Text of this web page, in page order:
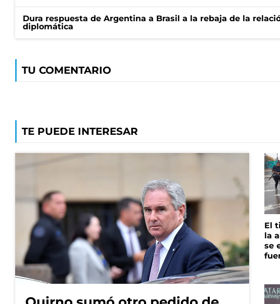
Dura respuesta de Argentina a Brasil a la rebaja de la
diplomática
TU COMENTARIO
TE PUEDE INTERESAR
El
la
se